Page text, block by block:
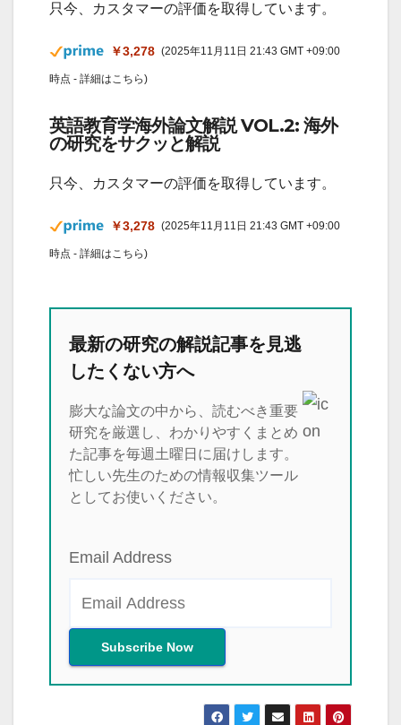
只今、カスタマーの評価を取得しています。
￥3,278 (2025年11月11日 21:43 GMT +09:00
時点 - 詳細はこちら)
英語教育学海外論文解説 VOL.2: 海外
の研究をサクッと解説
只今、カスタマーの評価を取得しています。
￥3,278 (2025年11月11日 21:43 GMT +09:00
時点 - 詳細はこちら)
最新の研究の解説記事を見逃
したくない方へ
膨大な論文の中から、読むべき重要
研究を厳選し、わかりやすくまとめ
た記事を毎週土曜日に届けします。
忙しい先生のための情報収集ツール
としてお使いください。
Email Address